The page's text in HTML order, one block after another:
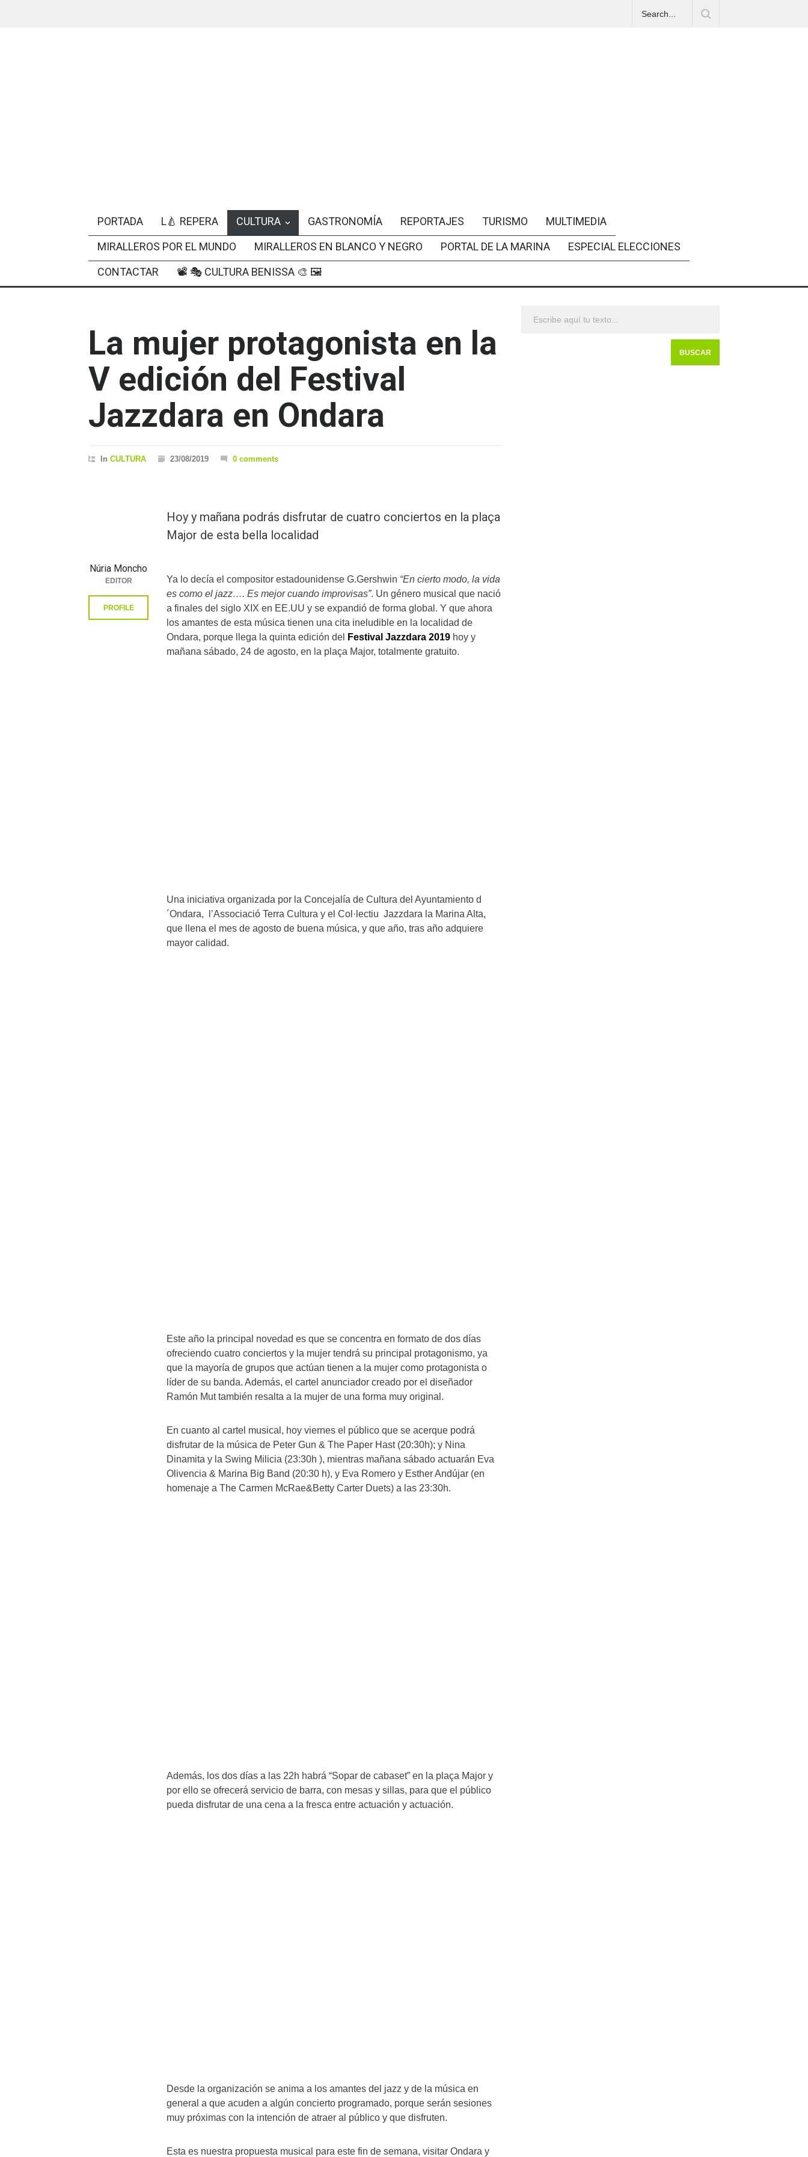
PORTADA L🍐 REPERA CULTURA GASTRONOMÍA REPORTAJES TURISMO
MULTIMEDIA
MIRALLEROS POR EL MUNDO
MIRALLEROS EN BLANCO Y NEGRO PORTAL DE LA MARINA
ESPECIAL ELECCIONES
CONTACTAR
📽 🎭 CULTURA BENISSA 🎨 🖼
La mujer protagonista en la
V edición del Festival
Jazzdara en Ondara
In CULTURA 23/08/2019 0 comments
Hoy y mañana podrás disfrutar de cuatro conciertos en la plaça
Major de esta bella localidad
Ya lo decía el compositor estadounidense G.Gershwin “En cierto modo, la vida
es como el jazz…. Es mejor cuando improvisas”. Un género musical que nació
a finales del siglo XIX en EE.UU y se expandió de forma global. Y que ahora
los amantes de esta música tienen una cita ineludible en la localidad de
Ondara, porque llega la quinta edición del
Festival Jazzdara 2019 hoy y
mañana sábado, 24 de agosto, en la plaça Major, totalmente gratuito.
Una iniciativa organizada por la Concejalía de Cultura del Ayuntamiento d
´Ondara, l’Associació Terra Cultura y el Col·lectiu Jazzdara la Marina Alta,
que llena el mes de agosto de buena música, y que año, tras año adquiere
mayor calidad.
Este año la principal novedad es que se concentra en formato de dos días
ofreciendo cuatro conciertos y la mujer tendrá su principal protagonismo, ya
que la mayoría de grupos que actúan tienen a la mujer como protagonista o
líder de su banda. Además, el cartel anunciador creado por el diseñador
Ramón Mut también resalta a la mujer de una forma muy original.
En cuanto al cartel musical, hoy viernes el público que se acerque podrá
disfrutar de la música de Peter Gun & The Paper Hast (20:30h); y Nina
Dinamita y la Swing Milicia (23:30h ), mientras mañana sábado actuarán Eva
Olivencia & Marina Big Band (20:30 h), y Eva Romero y Esther Andújar (en
homenaje a The Carmen McRae&Betty Carter Duets) a las 23:30h.
Además, los dos días a las 22h habrá “Sopar de cabaset” en la plaça Major y
por ello se ofrecerá servicio de barra, con mesas y sillas, para que el público
pueda disfrutar de una cena a la fresca entre actuación y actuación.
Desde la organización se anima a los amantes del jazz y de la música en
general a que acuden a algún concierto programado, porque serán sesiones
muy próximas con la intención de atraer al público y que disfruten.
Esta es nuestra propuesta musical para este fin de semana, visitar Ondara y
Núria Moncho
EDITOR
PROFILE